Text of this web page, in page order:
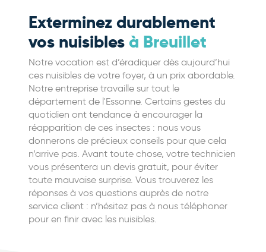
Exterminez durablement
vos nuisibles à Breuillet
Notre vocation est d’éradiquer dès aujourd’hui
ces nuisibles de votre foyer, à un prix abordable.
Notre entreprise travaille sur tout le
département de l'Essonne. Certains gestes du
quotidien ont tendance à encourager la
réapparition de ces insectes : nous vous
donnerons de précieux conseils pour que cela
n’arrive pas. Avant toute chose, votre technicien
vous présentera un devis gratuit, pour éviter
toute mauvaise surprise. Vous trouverez les
réponses à vos questions auprès de notre
service client : n’hésitez pas à nous téléphoner
pour en finir avec les nuisibles.